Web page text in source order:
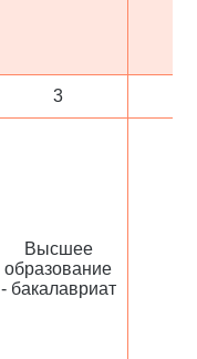
3
Высшее
образование
- бакалавриат